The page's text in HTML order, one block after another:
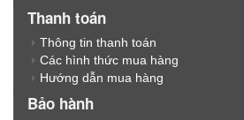
Thanh toán
Thông tin thanh toán
Các hình thức mua hàng
Hướng dẫn mua hàng
Bảo hành